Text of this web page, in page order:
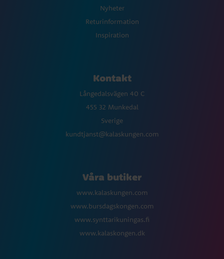
Nyheter
Returinformation
Inspiration
Kontakt
Långedalsvägen 40 C
455 32 Munkedal
Sverige
kundtjanst@kalaskungen.com
Våra butiker
www.kalaskungen.com
www.bursdagskongen.com
www.synttarikuningas.fi
www.kalaskongen.dk